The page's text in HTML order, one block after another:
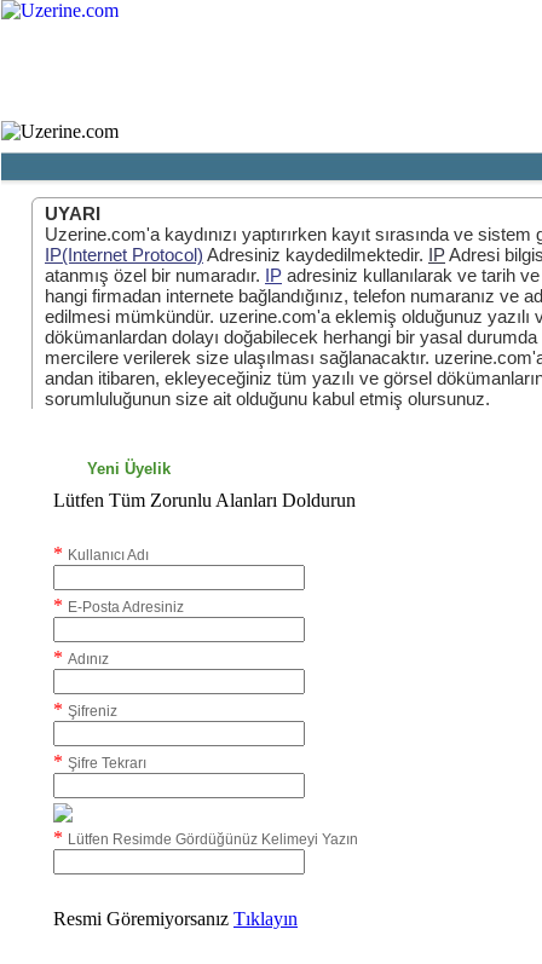
UYARI
Uzerine.com'a kaydınızı yaptırırken kayıt sırasında ve sistem
IP(Internet Protocol) Adresiniz kaydedilmektedir. IPAdresi
atanmış özel bir numaradır. IP adresiniz kullanılarak ve tarih
hangi firmadan internete bağlandığınız, telefon numaranız ve
edilmesi mümkündür. uzerine.com'a eklemiş olduğunuz yazılı
dökümanlardan dolayı doğabilecek herhangi bir yasal durumda
mercilere verilerek size ulaşılması sağlanacaktır.
andan itibaren, ekleyeceğiniz tüm yazılı ve görsel
sorumluluğunun size ait olduğunu kabul etmiş olursunuz.
Yeni Üyelik
Lütfen Tüm Zorunlu Alanları Doldurun
* Kullanıcı Adı
* E-Posta Adresiniz
* Adınız
* Şifreniz
* Şifre Tekrarı
* Lütfen Resimde Gördüğünüz Kelimeyi Yazın
Resmi Göremiyorsanız Tıklayın